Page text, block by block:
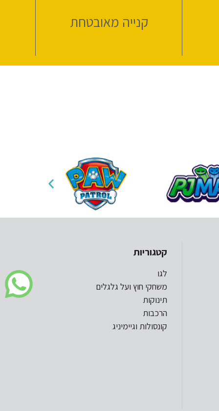
קנייה מאובטחת
קטגוריות
לגו
משחקי חוץ ועל גלגלים
תינוקות
הרכבות
קונסולות וגיימיניג